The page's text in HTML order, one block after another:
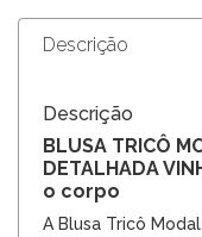
Descrição
Descrição
BLUSA TRICÔ
DETALHADA
o corpo
A Blusa Tricô